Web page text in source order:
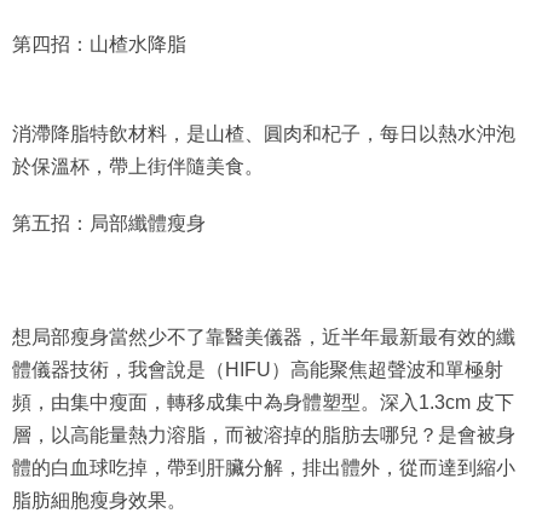
第四招：山楂水降脂
消滯降脂特飲材料，是山楂、圓肉和杞子，每日以熱水沖泡
於保溫杯，帶上街伴隨美食。
第五招：局部纖體瘦身
想局部瘦身當然少不了靠醫美儀器，近半年最新最有效的纖
體儀器技術，我會說是（HIFU）高能聚焦超聲波和單極射
頻，由集中瘦面，轉移成集中為身體塑型。深入1.3cm 皮下
層，以高能量熱力溶脂，而被溶掉的脂肪去哪兒？是會被身
體的白血球吃掉，帶到肝臟分解，排出體外，從而達到縮小
脂肪細胞瘦身效果。